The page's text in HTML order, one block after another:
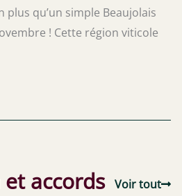
plus qu’un simple Beaujolais
! Cette région viticole
accords Voir tout